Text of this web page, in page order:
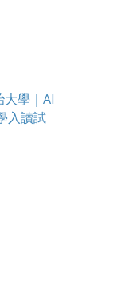
學｜AI
入讀試